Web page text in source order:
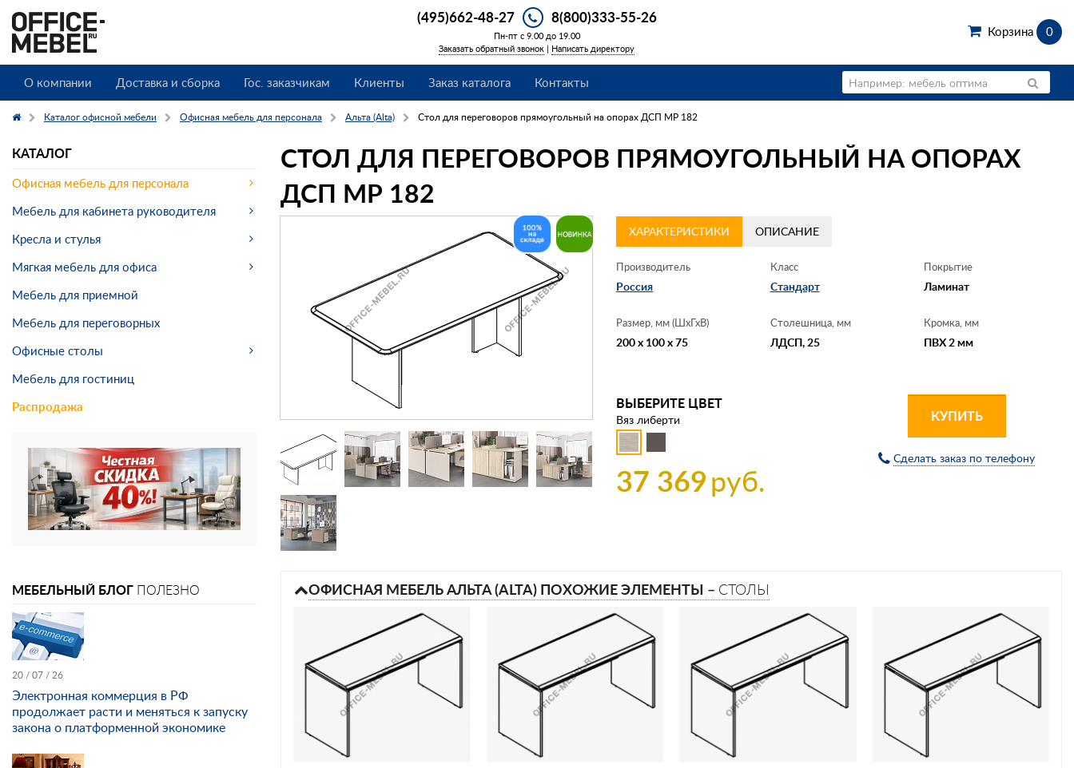
(495)662-48-27 8(800)333-55-26
Пн-пт с 9.00 до 19.00
Заказать обратный звонок | Написать директору
Корзина 0
О компании Доставка и сборка Гос. заказчикам Клиенты Заказ каталога Контакты
Каталог офисной мебели Офисная мебель для персонала Альта (Alta) Стол для переговоров прямоугольный на опорах ДСП МР 182
СТОЛ ДЛЯ ПЕРЕГОВОРОВ ПРЯМОУГОЛЬНЫЙ НА ОПОРАХ
ДСП МР 182
ХАРАКТЕРИСТИКИ ОПИСАНИЕ
Производитель
Россия
Класс
Стандарт
Покрытие
Ламинат
Размер, мм (ШхГхВ)
200 x 100 x 75
Столешница, мм
ЛДСП, 25
Кромка, мм
ПВХ 2 мм
ВЫБЕРИТЕ ЦВЕТ
Вяз либерти
37 369руб.
КУПИТЬ
Сделать заказ по телефону
ОФИСНАЯ МЕБЕЛЬ АЛЬТА (ALTA) ПОХОЖИЕ ЭЛЕМЕНТЫ – СТОЛЫ
КАТАЛОГ
Офисная мебель для персонала
Мебель для кабинета руководителя
Кресла и стулья
Мягкая мебель для офиса
Мебель для приемной
Мебель для переговорных
Офисные столы
Мебель для гостиниц
Распродажа
МЕБЕЛЬНЫЙ БЛОГ ПОЛЕЗНО
20 / 07 / 26
Электронная коммерция в РФ
продолжает расти и меняться к запуску
закона о платформенной экономике